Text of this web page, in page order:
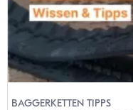
BAGGERKETTEN TIPPS